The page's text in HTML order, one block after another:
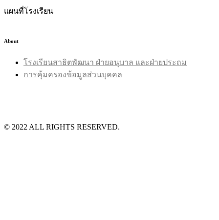
แผนที่โรงเรียน
About
โรงเรียนสาธิตพัฒนา ฝ่ายอนุบาล และฝ่ายประถม
การคุ้มครองข้อมูลส่วนบุคคล
©️ 2022 ALL RIGHTS RESERVED.